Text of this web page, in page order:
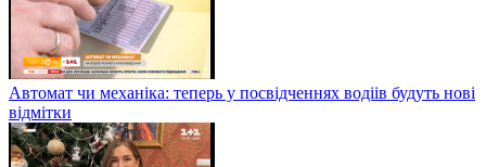
Автомат чи механіка: теперь у посвідченнях водіів будуть нові
відмітки